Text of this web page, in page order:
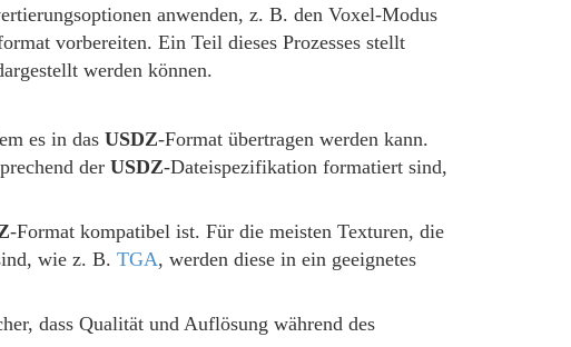
anwenden, z. B. den Voxel-Modus
vorbereiten. Ein Teil dieses Prozesses stellt
werden können.
es in das USDZ-Format übertragen werden kann.
der USDZ-Dateispezifikation formatiert sind,
-Format kompatibel ist. Für die meisten Texturen, die
wie z. B. TGA, werden diese in ein geeignetes
dass Qualität und Auflösung während des